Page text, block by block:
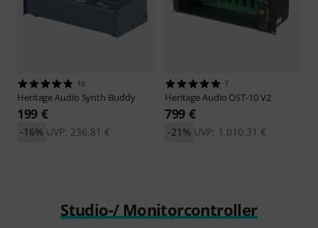
10
Heritage Audio Synth Buddy
199 €
UVP: 236,81 €
-16%
7
Heritage Audio OST-10 V2
799 €
UVP: 1.010,31 €
-21%
Studio-/ Monitorcontroller